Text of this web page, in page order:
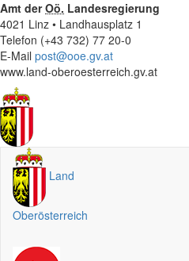
Amt derOö. Landesregierung
4021 Linz • Landhausplatz 1
Telefon (+43 732) 77 20-0
E-Mail post@ooe.gv.at
www.land-oberoesterreich.gv.at
Land
Oberösterreich